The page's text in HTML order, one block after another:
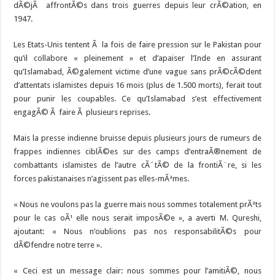
dÃ©jÃ affrontÃ©s dans trois guerres depuis leur crÃ©ation, en
1947.
Les Etats-Unis tentent Ã la fois de faire pression sur le Pakistan pour
qu’il collabore « pleinement » et d’apaiser l’Inde en assurant
qu’Islamabad, Ã©galement victime d’une vague sans prÃ©cÃ©dent
d’attentats islamistes depuis 16 mois (plus de 1.500 morts), ferait tout
pour punir les coupables. Ce qu’Islamabad s’est effectivement
engagÃ© Ã faire Ã plusieurs reprises.
Mais la presse indienne bruisse depuis plusieurs jours de rumeurs de
frappes indiennes ciblÃ©es sur des camps d’entraÃ®nement de
combattants islamistes de l’autre cÃ´tÃ© de la frontiÃ¨re, si les
forces pakistanaises n’agissent pas elles-mÃªmes.
« Nous ne voulons pas la guerre mais nous sommes totalement prÃªts
pour le cas oÃ¹ elle nous serait imposÃ©e », a averti M. Qureshi,
ajoutant: « Nous n’oublions pas nos responsabilitÃ©s pour
dÃ©fendre notre terre ».
« Ceci est un message clair: nous sommes pour l’amitiÃ©, nous